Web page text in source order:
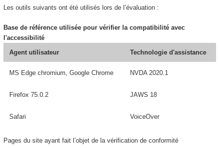
Les outils suivants ont été utilisés lors de l’évaluation :
Base de référence utilisée pour vérifier la compatibilité avec
l'accessibilité
Agent utilisateur
Technologie d'assistance
MS Edge chromium, Google Chrome NVDA 2020.1
Firefox 75.0.2 JAWS 18
Safari VoiceOver
Pages du site ayant fait l’objet de la vérification de conformité